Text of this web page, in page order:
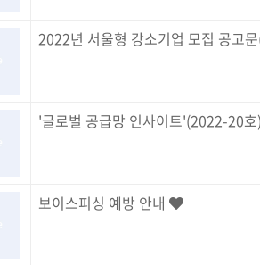
2022년 서울형 강소기업 모집 공고
'글로벌 공급망 인사이트'(2022-20
보이스피싱 예방 안내